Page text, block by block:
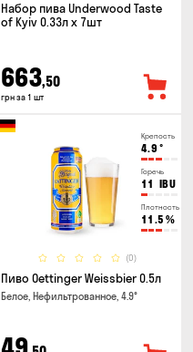
Набор пива Underwood Taste
of Kyiv 0.33л x 7шт
663,50
грн за 1 шт
Крепость
4.9 °
Горечь
11 IBU
Плотность
11.5 %
(0)
Пиво Oettinger Weissbier 0.5л
Белое, Нефильтрованное, 4.9°